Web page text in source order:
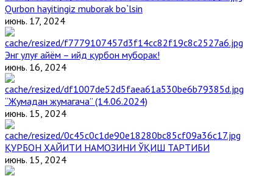
Qurbon hayitingiz muborak bo`lsin
июнь. 17, 2024
Энг улуғ айём – ийд қурбон муборак!
июнь. 16, 2024
“Жумадан жумагача” (14.06.2024)
июнь. 15, 2024
ҚУРБОН ҲАЙИТИ НАМОЗИНИ ЎҚИШ ТАРТИБИ
июнь. 15, 2024